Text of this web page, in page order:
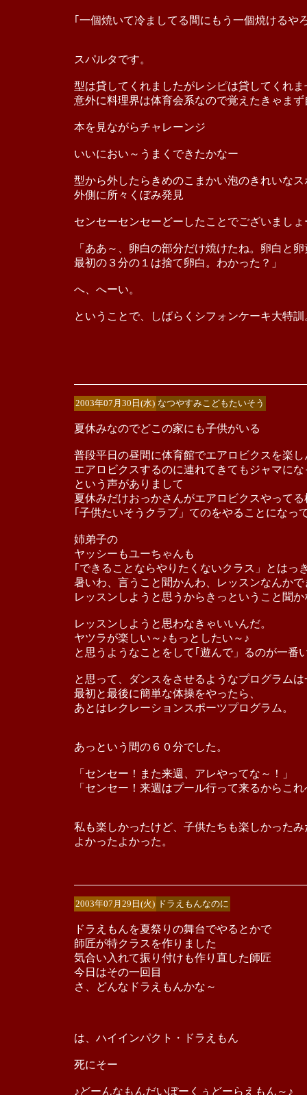
｢一個焼いて冷ましてる間にもう一個焼けるや
スパルタです。
型は貸してくれましたがレシピは貸してくれま
意外に料理界は体育会系なので覚えたきゃま
本を見ながらチャレーンジ
いいにおい～うまくできたかなー
型から外したらきめのこまかい泡のきれいな
外側に所々くぼみ発見
センセーセンセーどーしたことでございましょ
「ああ～、卵白の部分だけ焼けたね。卵白と
最初の３分の１は捨て卵白。わかった？」
へ、へーい。
ということで、しばらくシフォンケーキ大特訓
2003年07月30日(水) なつやすみこどもたいそう
夏休みなのでどこの家にも子供がいる
普段平日の昼間に体育館でエアロビクスを楽
エアロビクスするのに連れてきてもジャマに
という声がありまして
夏休みだけおっかさんがエアロビクスやってる
｢子供たいそうクラブ」てのをやることになっ
姉弟子の
ヤッシーもユーちゃんも
｢できることならやりたくないクラス」とはっ
暑いわ、言うこと聞かんわ、レッスンなんか
レッスンしようと思うからきっということ聞
レッスンしようと思わなきゃいいんだ。
ヤツラが楽しい～♪もっとしたい～♪
と思うようなことをして｢遊んで」るのが一番
と思って、ダンスをさせるようなプログラム
最初と最後に簡単な体操をやったら、
あとはレクレーションスポーツプログラム。
あっという間の６０分でした。
「センセー！また来週、アレやってな～！」
「センセー！来週はプール行って来るからこ
私も楽しかったけど、子供たちも楽しかったみ
よかったよかった。
2003年07月29日(火) ドラえもんなのに
ドラえもんを夏祭りの舞台でやるとかで
師匠が特クラスを作りました
気合い入れて振り付けも作り直した師匠
今日はその一回目
さ、どんなドラえもんかな～
は、ハイインパクト・ドラえもん
死にそー
♪どーんなもんだいぼーくぅどーらえもん～♪